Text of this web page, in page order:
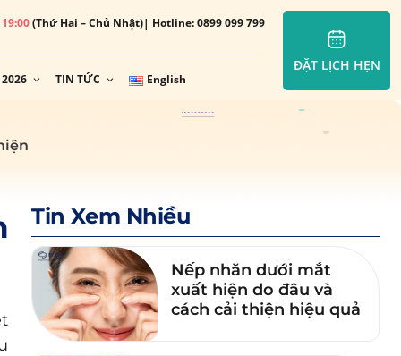
(Thứ Hai – Chủ Nhật)| Hotline: 0899 099 799
TIN TỨC English
ĐẶT LỊCH HẸN
Tin Xem Nhiều
Nếp nhăn dưới mắt
xuất hiện do đâu và
cách cải thiện hiệu quả